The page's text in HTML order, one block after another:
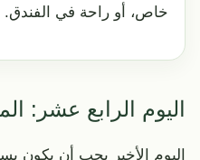
خاص، أو راحة في الفندق.
اليوم الرابع عشر:
اليوم الأخير يجب أن يكون